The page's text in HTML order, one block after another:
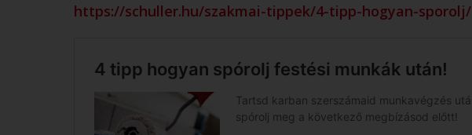
https://schuller.hu/szakmai-tippek/4-tipp-hogyan-sporolj/